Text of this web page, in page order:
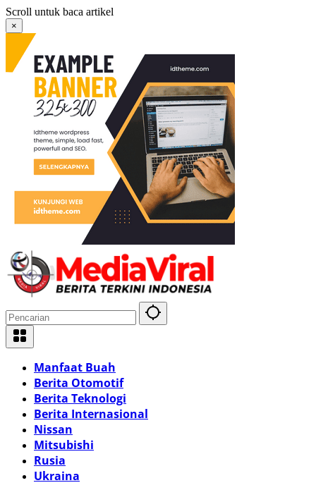
Langsung
ke
konten
Scroll untuk baca artikel
×
Manfaat Buah
Berita Otomotif
Berita Teknologi
Berita Internasional
Nissan
Mitsubishi
Rusia
Ukraina